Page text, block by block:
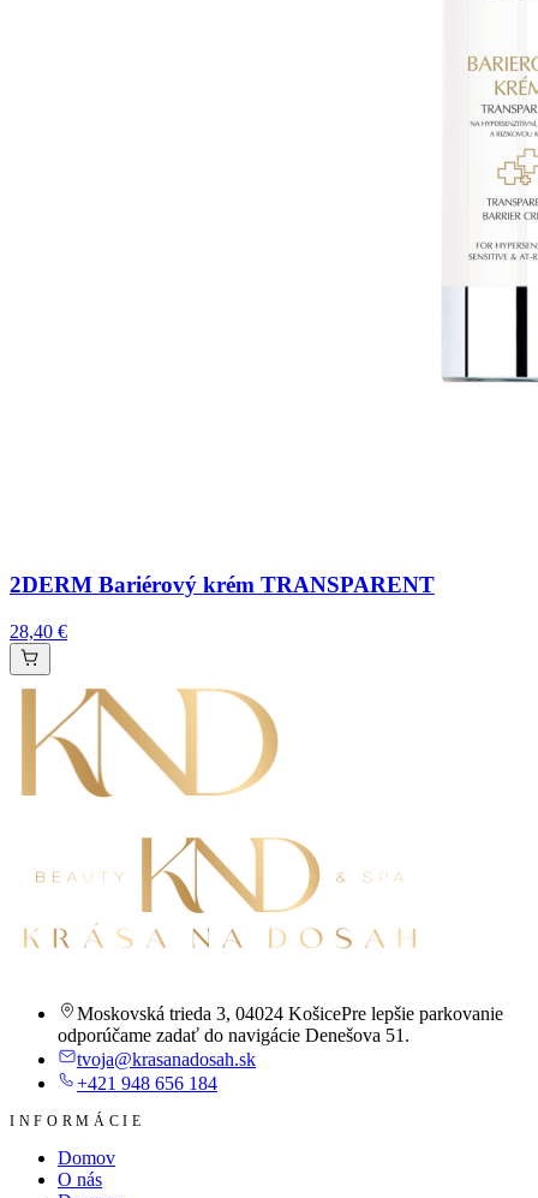
2DERM Bariérový krém TRANSPARENT
28,40 €
Moskovská trieda 3, 04024 KošicePre lepšie parkovanie
odporúčame zadať do navigácie Denešova 51.
tvoja@krasanadosah.sk
+421 948 656 184
INFORMÁCIE
Domov
O nás